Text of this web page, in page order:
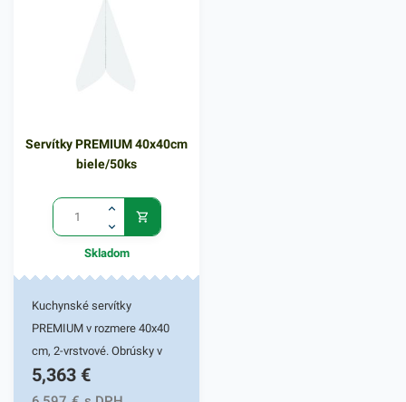
Servítky PREMIUM 40x40cm
biele/50ks
Skladom
Kuchynské servítky
PREMIUM v rozmere 40x40
cm, 2-vrstvové. Obrúsky v
bielej farbe v balení 50ks.
Používajú sa v reštauráciách,
5,363 €